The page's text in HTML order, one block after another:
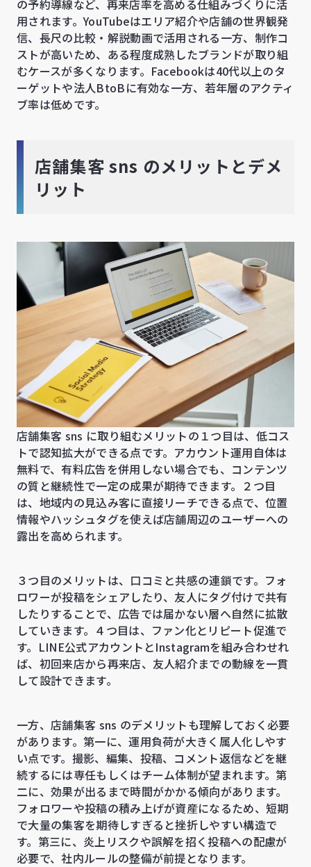
の予約導線など、再来店率を高める仕組みづくりに活
用されます。YouTubeはエリア紹介や店舗の世界観発
信、長尺の比較・解説動画で活用される一方、制作コ
ストが高いため、ある程度成熟したブランドが取り組
むケースが多くなります。Facebookは40代以上のタ
ーゲットや法人BtoBに有効な一方、若年層のアクティ
ブ率は低めです。
店舗集客 sns のメリットとデメ
リット
店舗集客 sns に取り組むメリットの１つ目は、低コス
トで認知拡大ができる点です。アカウント運用自体は
無料で、有料広告を併用しない場合でも、コンテンツ
の質と継続性で一定の成果が期待できます。２つ目
は、地域内の見込み客に直接リーチできる点で、位置
情報やハッシュタグを使えば店舗周辺のユーザーへの
露出を高められます。
３つ目のメリットは、口コミと共感の連鎖です。フォ
ロワーが投稿をシェアしたり、友人にタグ付けで共有
したりすることで、広告では届かない層へ自然に拡散
していきます。４つ目は、ファン化とリピート促進で
す。LINE公式アカウントとInstagramを組み合わせれ
ば、初回来店から再来店、友人紹介までの動線を一貫
して設計できます。
一方、店舗集客 sns のデメリットも理解しておく必要
があります。第一に、運用負荷が大きく属人化しやす
い点です。撮影、編集、投稿、コメント返信などを継
続するには専任もしくはチーム体制が望まれます。第
二に、効果が出るまで時間がかかる傾向があります。
フォロワーや投稿の積み上げが資産になるため、短期
で大量の集客を期待しすぎると挫折しやすい構造で
す。第三に、炎上リスクや誤解を招く投稿への配慮が
必要で、社内ルールの整備が前提となります。